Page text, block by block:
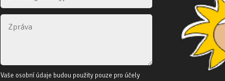
Vaše osobní údaje budou použity pouze pro účely